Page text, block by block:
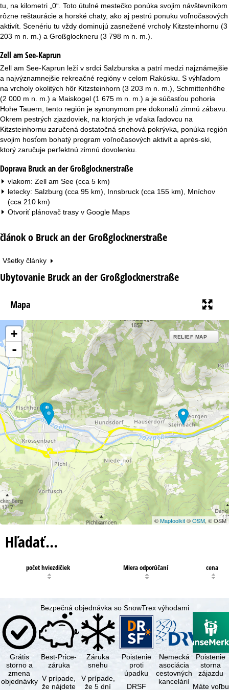
r
á
k
a
tu, na kilometri „0“. Toto útulné mestečko ponúka svojim návštevníkom
rôzne reštaurácie a horské chaty, ako aj pestrú ponuku voľnočasových
aktivít. Scenériu tu vždy dominujú zasnežené vrcholy Kitzsteinhornu (3
203 m n. m.) a Großglockneru (3 798 m n. m.).
Zell am See-Kaprun
Zell am See-Kaprun leží v srdci Salzburska a patrí medzi najznámejšie
a najvýznamnejšie rekreačné regióny v celom Rakúsku. S výhľadom
na vrcholy okolitých hôr Kitzsteinhorn (3 203 m n. m.), Schmittenhöhe
(2 000 m n. m.) a Maiskogel (1 675 m n. m.) a je súčasťou pohoria
Hohe Tauern, tento región je synonymom pre dokonalú zimnú zábavu.
Okrem pestrých zjazdoviek, na ktorých je vďaka ľadovcu na
Kitzsteinhornu zaručená dostatočná snehová pokrývka, ponúka región
svojim hosťom bohatý program voľnočasových aktivít a après-ski,
ktorý zaručuje perfektnú zimnú dovolenku.
Doprava Bruck an der Großglocknerstraße
vlakom: Zell am See (cca 5 km)
letecky: Salzburg (cca 95 km), Innsbruck (cca 155 km), Mníchov
(cca 210 km)
Otvoriť plánovač trasy v Google Maps
článok o Bruck an der Großglocknerstraße
Všetky články
Ubytovanie Bruck an der Großglocknerstraße
Mapa
+
-
RELIEF MAP
©Maptoolkit©OSM, © OSM
Hľadať…
počet hviezdičiek Miera odporúčaní cena
Bezpečná objednávka so SnowTrex výhodami
Grátis
storno a
zmena
objednávky
Best-Price-
záruka
V prípade,
že nájdete
Záruka
snehu
V prípade,
že 5 dní
Poistenie
proti
úpadku
DRSF
Nemecká
asociácia
cestovných
kancelárií
Poistenie
storna
zájazdu
Máte voľbu